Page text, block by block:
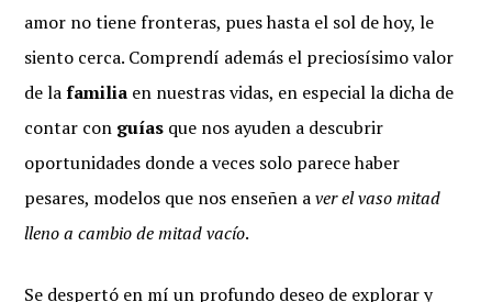
amor no tiene fronteras, pues hasta el sol de hoy, le
siento cerca. Comprendí además el preciosísimo valor
de lafamilia en nuestras vidas, en especial la dicha de
contar con guías que nos ayuden a descubrir
oportunidades donde a veces solo parece haber
pesares, modelos que nos enseñen aver el vaso mitad
lleno a cambio de mitad vacío.
Se despertó en mí un profundo deseo de explorar y